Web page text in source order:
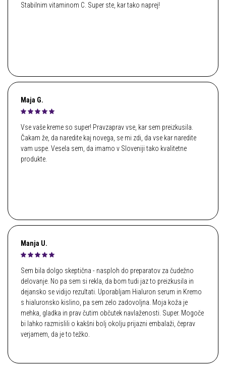
Stabilnim vitaminom C. Super ste, kar tako naprej!
Maja G.
Vse vaše kreme so super! Pravzaprav vse, kar sem preizkusila.
Čakam že, da naredite kaj novega, se mi zdi, da vse kar naredite
vam uspe. Vesela sem, da imamo v Sloveniji tako kvalitetne
produkte.
Manja U.
Sem bila dolgo skeptična - nasploh do preparatov za čudežno
delovanje. No pa sem si rekla, da bom tudi jaz to preizkusila in
dejansko se vidijo rezultati. Uporabljam Hialuron serum in Kremo
s hialuronsko kislino, pa sem zelo zadovoljna. Moja koža je
mehka, gladka in prav čutim občutek navlaženosti. Super. Mogoče
bi lahko razmislili o kakšni bolj okolju prijazni embalaži, čeprav
verjamem, da je to težko.